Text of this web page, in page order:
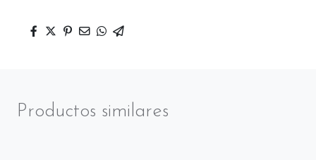
Productos similares